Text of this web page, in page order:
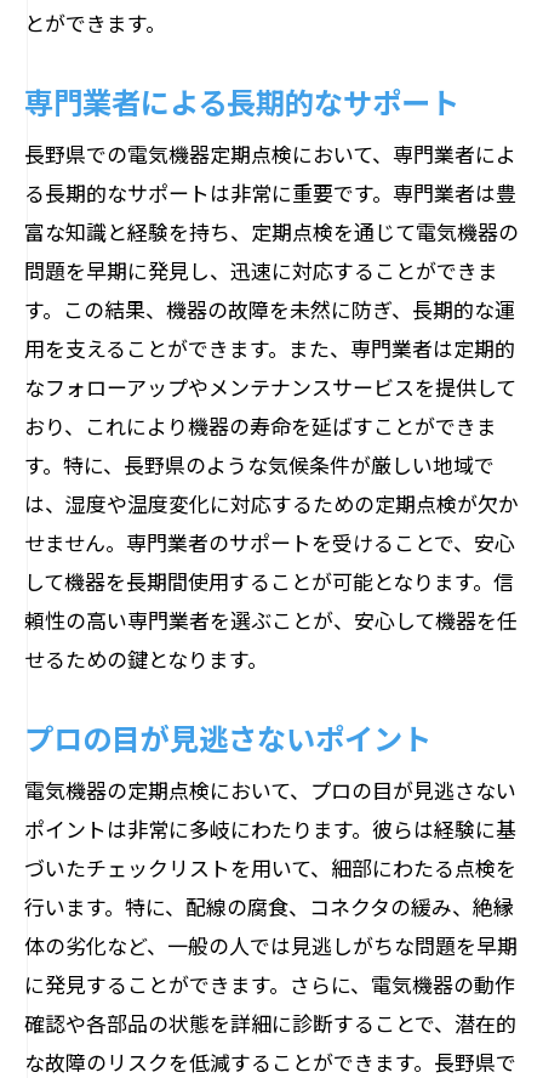
とができます。
専門業者による長期的なサポート
長野県での電気機器定期点検において、専門業者によ
る長期的なサポートは非常に重要です。専門業者は豊
富な知識と経験を持ち、定期点検を通じて電気機器の
問題を早期に発見し、迅速に対応することができま
す。この結果、機器の故障を未然に防ぎ、長期的な運
用を支えることができます。また、専門業者は定期的
なフォローアップやメンテナンスサービスを提供して
おり、これにより機器の寿命を延ばすことができま
す。特に、長野県のような気候条件が厳しい地域で
は、湿度や温度変化に対応するための定期点検が欠か
せません。専門業者のサポートを受けることで、安心
して機器を長期間使用することが可能となります。信
頼性の高い専門業者を選ぶことが、安心して機器を任
せるための鍵となります。
プロの目が見逃さないポイント
電気機器の定期点検において、プロの目が見逃さない
ポイントは非常に多岐にわたります。彼らは経験に基
づいたチェックリストを用いて、細部にわたる点検を
行います。特に、配線の腐食、コネクタの緩み、絶縁
体の劣化など、一般の人では見逃しがちな問題を早期
に発見することができます。さらに、電気機器の動作
確認や各部品の状態を詳細に診断することで、潜在的
な故障のリスクを低減することができます。長野県で